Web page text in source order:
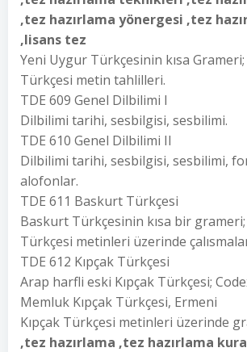
,tez hazırlama yönergesi ,tez
,lisans tez
Yeni Uygur Türkçesinin kısa
Türkçesi metin tahlilleri.
TDE 609 Genel Dilbilimi I
Dilbilimi tarihi, sesbilgisi, sesbilimi.
TDE 610 Genel Dilbilimi II
Dilbilimi tarihi, sesbilgisi, sesbilimi,
alofonlar.
TDE 611 Baskurt Türkçesi
Baskurt Türkçesinin kısa bir
Türkçesi metinleri üzerinde
TDE 612 Kıpçak Türkçesi
Arap harfli eski Kıpçak Türkçesi;
Memluk Kıpçak Türkçesi, Ermeni
Kıpçak Türkçesi metinleri üzerinde
,tez hazırlama ,tez hazırlama